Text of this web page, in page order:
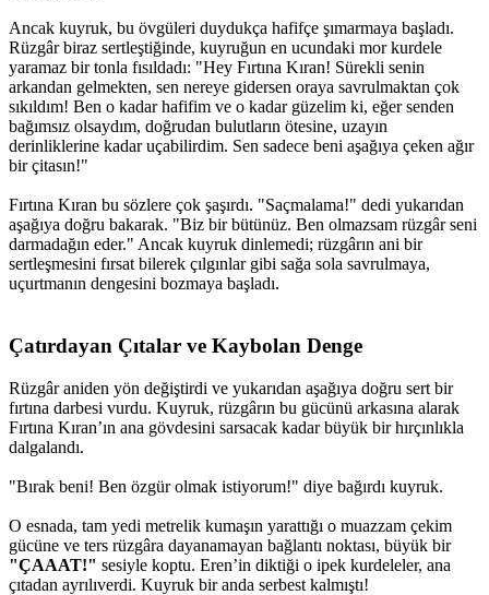
Ancak kuyruk, bu övgüleri duydukça hafifçe şımarmaya başladı.
Rüzgâr biraz sertleştiğinde, kuyruğun en ucundaki mor kurdele
yaramaz bir tonla fısıldadı: "Hey Fırtına Kıran! Sürekli senin
arkandan gelmekten, sen nereye gidersen oraya savrulmaktan çok
sıkıldım! Ben o kadar hafifim ve o kadar güzelim ki, eğer senden
bağımsız olsaydım, doğrudan bulutların ötesine, uzayın
derinliklerine kadar uçabilirdim. Sen sadece beni aşağıya çeken ağır
bir çitasın!"
Fırtına Kıran bu sözlere çok şaşırdı. "Saçmalama!" dedi yukarıdan
aşağıya doğru bakarak. "Biz bir bütünüz. Ben olmazsam rüzgâr seni
darmadağın eder." Ancak kuyruk dinlemedi; rüzgârın ani bir
sertleşmesini fırsat bilerek çılgınlar gibi sağa sola savrulmaya,
uçurtmanın dengesini bozmaya başladı.
Çatırdayan Çıtalar ve Kaybolan Denge​
Rüzgâr aniden yön değiştirdi ve yukarıdan aşağıya doğru sert bir
fırtına darbesi vurdu. Kuyruk, rüzgârın bu gücünü arkasına alarak
Fırtına Kıran’ın ana gövdesini sarsacak kadar büyük bir hırçınlıkla
dalgalandı.
"Bırak beni! Ben özgür olmak istiyorum!" diye bağırdı kuyruk.
O esnada, tam yedi metrelik kumaşın yarattığı o muazzam çekim
gücüne ve ters rüzgâra dayanamayan bağlantı noktası, büyük bir
"ÇAAAT!" sesiyle koptu. Eren’in diktiği o ipek kurdeleler, ana
çıtadan ayrılıverdi. Kuyruk bir anda serbest kalmıştı!